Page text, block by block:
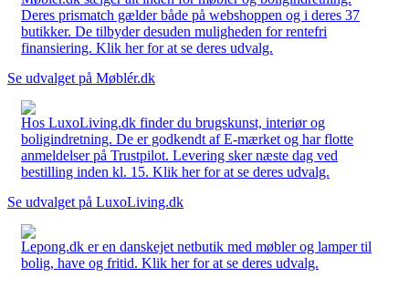
Deres prismatch gælder både på webshoppen og i deres 37
butikker. De tilbyder desuden muligheden for rentefri
finansiering. Klik her for at se deres udvalg.
Se udvalget på Møblér.dk
Hos LuxoLiving.dk finder du brugskunst, interiør og
boligindretning. De er godkendt af E-mærket og har flotte
anmeldelser på Trustpilot. Levering sker næste dag ved
bestilling inden kl. 15. Klik her for at se deres udvalg.
Se udvalget på LuxoLiving.dk
Lepong.dk er en danskejet netbutik med møbler og lamper til
bolig, have og fritid. Klik her for at se deres udvalg.